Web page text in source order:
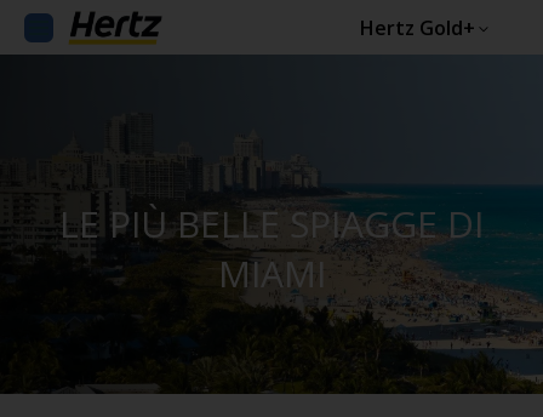
Hertz Gold+
LE PIÙ BELLE SPIAGGE DI
MIAMI